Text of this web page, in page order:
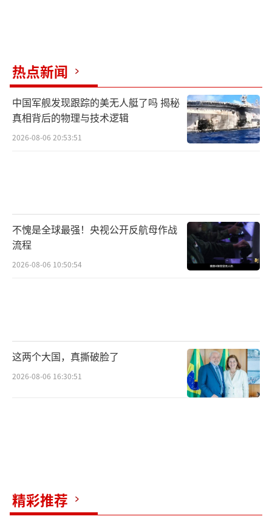
热点新闻
中国军舰发现跟踪的美无人艇了吗 揭秘
真相背后的物理与技术逻辑
2026-08-06 20:53:51
不愧是全球最强！央视公开反航母作战
流程
2026-08-06 10:50:54
这两个大国，真撕破脸了
2026-08-06 16:30:51
精彩推荐